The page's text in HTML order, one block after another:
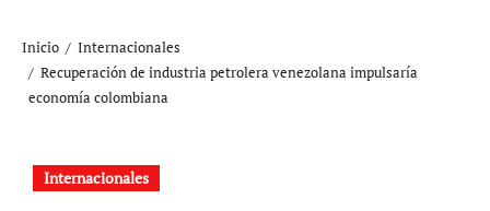
Inicio
Internacionales
Recuperación de industria petrolera venezolana impulsaría
economía colombiana
Internacionales